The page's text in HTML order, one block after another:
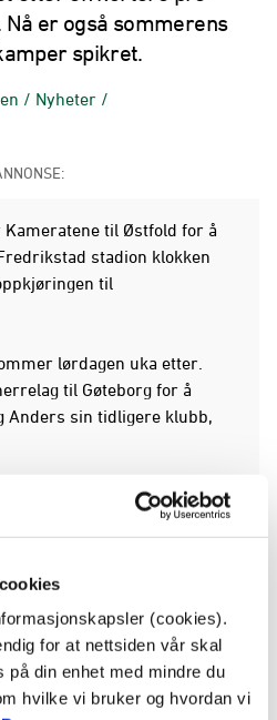
(cookies).
for at nettsiden vår skal
på din enhet med mindre du
hvilke vi bruker og hvordan vi
Nå er også sommerens
spikret.
/ Nyheter /
til Østfold for å
stadion klokken
til
lørdagen uka etter.
til Gøteborg for å
Anders sin tidligere klubb,
(bildet) å se flere
og vi håper mange fra
vår dyktige
bestemt.